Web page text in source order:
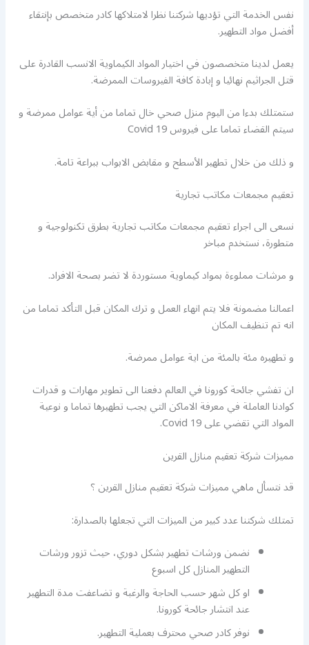
نفس الخدمة التي تؤديها شركتنا نظرا لامتلاكها كادر متخصص بإنتقاء
أفضل مواد التطهير.
يعمل لدينا متخصصون في اختيار المواد الكيماوية الانسب القادرة على
قتل الجراثيم نهائيا و إبادة كافة الفيروسات الممرضة.
ستمتلك بدءا من اليوم منزل صحي خال تماما من أية عوامل ممرضة و
سيتم القضاء تماما على فيروس Covid 19
و ذلك من خلال تطهير الأسطح و مقابض الابواب ببراعة تامة.
تعقيم مجمعات مكاتب تجارية
نسعى الى اجراء تعقيم مجمعات مكاتب تجارية بطرق تكنولوجية و
متطورة، نستخدم مباخر
و مرشات مملوءة بمواد كيماوية مستوردة لا تضر بصحة الافراد.
اعمالنا مضمونة فلا يتم انهاء العمل و ترك المكان قبل التأكد تماما من
انه تم تنظيف المكان
و تطهيره مئة بالمئة من اية عوامل ممرضة.
ان تفشي جائحة كورونا في العالم دفعنا الى تطوير مهارات و قدرات
كوادنا العاملة في معرفة الاماكن التي يجب تطهيرها تماما و نوعية
المواد التي تقضي على Covid 19.
مميزات شركة تعقيم منازل القرين
قد نتسأل ماهي مميزات شركة تعقيم منازل القرين ؟
تمتلك شركتنا عدد كبير من الميزات التي تجعلها بالصدارة:
نضمن ورشات تطهير بشكل دوري، حيث تزور ورشات
التطهير المنازل كل اسبوع
او كل شهر حسب الحاجة والرغبة و تضاعفت مدة التطهير
عند انتشار جائحة كورونا.
نوفر كادر صحي محترف بعملية التطهير.